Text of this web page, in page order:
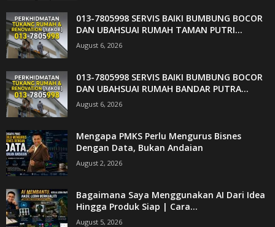
013-7805998 SERVIS BAIKI BUMBUNG BOCOR
DAN UBAHSUAI RUMAH TAMAN PUTRI...
August 6, 2026
013-7805998 SERVIS BAIKI BUMBUNG BOCOR
DAN UBAHSUAI RUMAH BANDAR PUTRA...
August 6, 2026
Mengapa PMKS Perlu Mengurus Bisnes
Dengan Data, Bukan Andaian
August 2, 2026
Bagaimana Saya Menggunakan AI Dari Idea
Hingga Produk Siap | Cara...
August 5, 2026